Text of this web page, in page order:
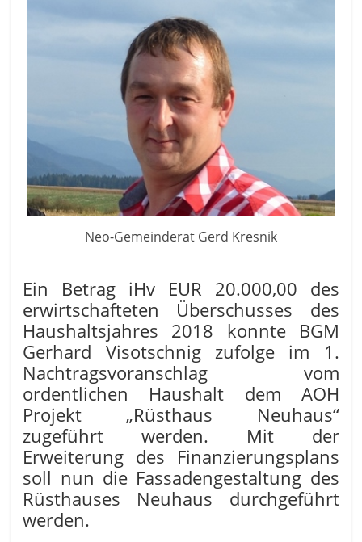
Neo-Gemeinderat Gerd Kresnik
Ein Betrag iHv EUR 20.000,00 des
erwirtschafteten Überschusses des
Haushaltsjahres 2018 konnte BGM
Gerhard Visotschnig zufolge im 1.
Nachtragsvoranschlag vom
ordentlichen Haushalt dem AOH
Projekt „Rüsthaus Neuhaus“
zugeführt werden. Mit der
Erweiterung des Finanzierungsplans
soll nun die Fassadengestaltung des
Rüsthauses Neuhaus durchgeführt
werden.